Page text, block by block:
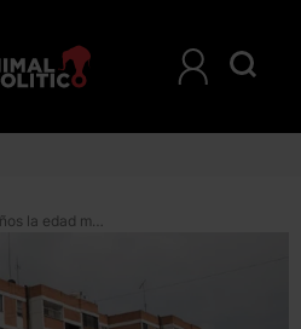
Infonavit aumenta a 70 años la edad máxima para solicitar un crédito